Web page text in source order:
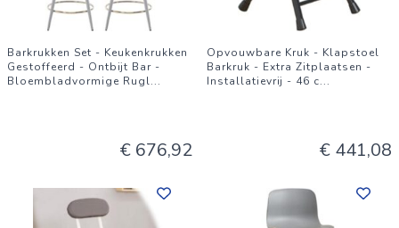
Barkrukken Set - Keukenkrukken
Gestoffeerd - Ontbijt Bar -
Bloembladvormige Rugl...
€ 676,92
Opvouwbare Kruk - Klapstoel
Barkruk - Extra Zitplaatsen -
Installatievrij - 46 c...
€ 441,08